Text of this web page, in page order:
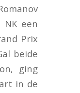
een
Prix
beide
ging
in de